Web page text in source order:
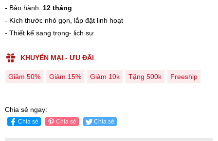
- Bảo hành: 12 tháng
- Kích thước nhỏ gọn, lắp đặt linh hoạt
- Thiết kế sang trọng- lịch sự
KHUYẾN MẠI - ƯU ĐÃI
Giảm 50% Giảm 15% Giảm 10k Tặng 500k Freeship
Chia sẻ ngay:
Chia sẻ Chia sẻ Chia sẻ